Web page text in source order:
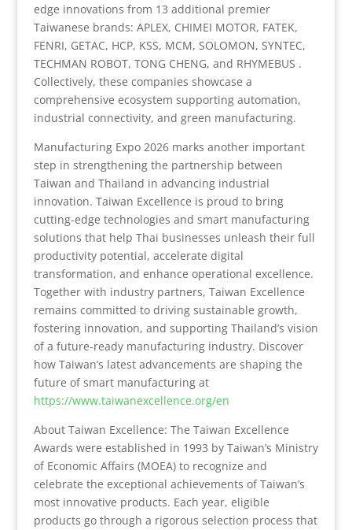
edge innovations from 13 additional premier
Taiwanese brands: APLEX, CHIMEI MOTOR, FATEK,
FENRI, GETAC, HCP, KSS, MCM, SOLOMON, SYNTEC,
TECHMAN ROBOT, TONG CHENG, and RHYMEBUS .
Collectively, these companies showcase a
comprehensive ecosystem supporting automation,
industrial connectivity, and green manufacturing.
Manufacturing Expo 2026 marks another important
step in strengthening the partnership between
Taiwan and Thailand in advancing industrial
innovation. Taiwan Excellence is proud to bring
cutting-edge technologies and smart manufacturing
solutions that help Thai businesses unleash their full
productivity potential, accelerate digital
transformation, and enhance operational excellence.
Together with industry partners, Taiwan Excellence
remains committed to driving sustainable growth,
fostering innovation, and supporting Thailand’s vision
of a future-ready manufacturing industry. Discover
how Taiwan’s latest advancements are shaping the
future of smart manufacturing at
https://www.taiwanexcellence.org/en
About Taiwan Excellence: The Taiwan Excellence
Awards were established in 1993 by Taiwan’s Ministry
of Economic Affairs (MOEA) to recognize and
celebrate the exceptional achievements of Taiwan’s
most innovative products. Each year, eligible
products go through a rigorous selection process that